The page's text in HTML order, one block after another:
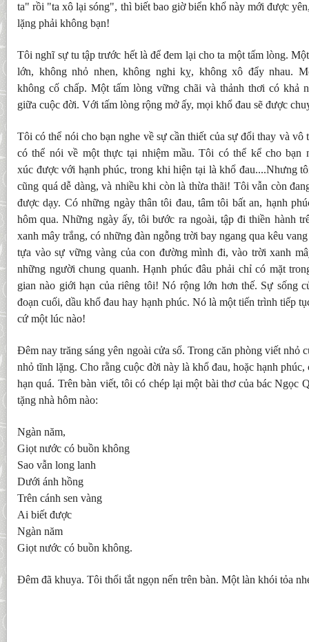
ta" rồi "ta xô lại sóng", thì biết bao giờ biển khổ này mới được
lặng phải không bạn!
Tôi nghĩ sự tu tập trước hết là để đem lại cho ta một tấm lòng.
lớn, không nhỏ nhen, không nghi kỵ, không xô đẩy nhau.
không cố chấp. Một tấm lòng vững chãi và thảnh thơi có khả
giữa cuộc đời. Với tấm lòng rộng mở ấy, mọi khổ đau sẽ được
Tôi có thể nói cho bạn nghe về sự cần thiết của sự đổi thay và
có thể nói về một thực tại nhiệm mầu. Tôi có thể kể cho bạn
xúc được với hạnh phúc, trong khi hiện tại là khổ đau....Nhưng
cũng quá dễ dàng, và nhiều khi còn là thừa thãi! Tôi vẫn còn
được dạy. Có những ngày thân tôi đau, tâm tôi bất an, hạnh
hôm qua. Những ngày ấy, tôi bước ra ngoài, tập đi thiền hành
xanh mây trắng, có những đàn ngỗng trời bay ngang qua kêu
tựa vào sự vững vàng của con đường mình đi, vào trời xanh
những người chung quanh. Hạnh phúc đâu phải chỉ có mặt
gian nào giới hạn của riêng tôi! Nó rộng lớn hơn thế. Sự sống
đoạn cuối, dầu khổ đau hay hạnh phúc. Nó là một tiến trình tiếp
cứ một lúc nào!
Đêm nay trăng sáng yên ngoài cửa sổ. Trong căn phòng viết nhỏ
nhỏ tĩnh lặng. Cho rằng cuộc đời này là khổ đau, hoặc hạnh
hạn quá. Trên bàn viết, tôi có chép lại một bài thơ của bác Ngọc
tặng nhà hôm nào:
Ngàn năm,
Giọt nước có buồn không
Sao vẫn long lanh
Dưới ánh hồng
Trên cánh sen vàng
Ai biết được
Ngàn năm
Giọt nước có buồn không.
Đêm đã khuya. Tôi thổi tắt ngọn nến trên bàn. Một làn khói tỏa